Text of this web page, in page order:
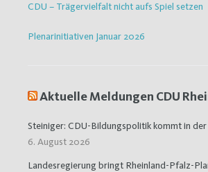
CDU – Trägervielfalt nicht aufs Spiel setzen
Plenarinitiativen Januar 2026
Aktuelle Meldungen CDU
Steiniger: CDU-Bildungspolitik kommt in der
6. August 2026
Landesregierung bringt Rheinland-Pfalz-